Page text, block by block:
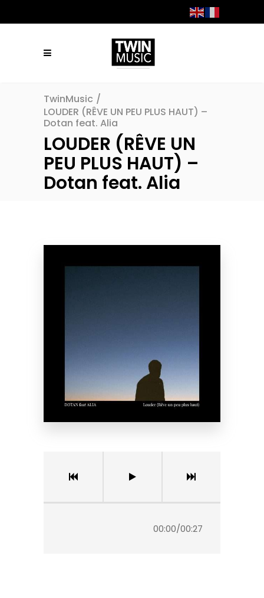
TwinMusic /
LOUDER (RÊVE UN PEU PLUS HAUT) –
Dotan feat. Alia
LOUDER (RÊVE UN
PEU PLUS HAUT) –
Dotan feat. Alia
00:00/00:27